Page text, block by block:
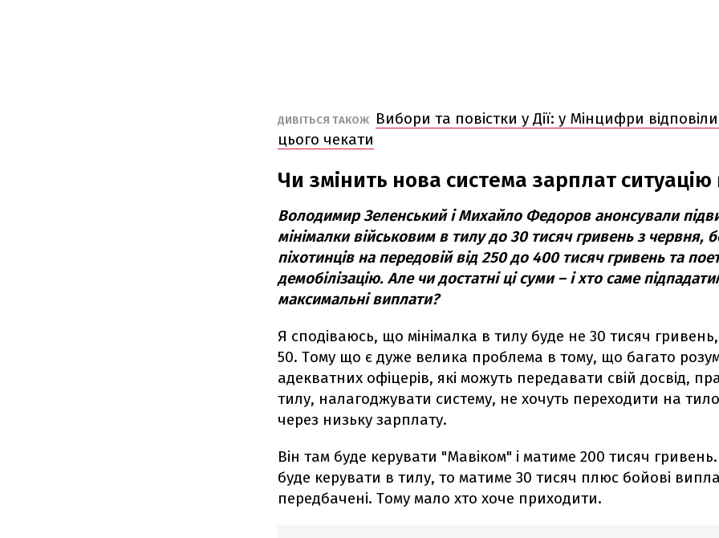
ДИВІТЬСЯ ТАКОЖ
Вибори та повістки у Дії: у Мінцифри
цього чекати
Чи змінить нова система зарплат ситуацію
Володимир Зеленський і Михайло Федоров анонсували
мінімалки військовим в тилу до 30 тисяч гривень з червня,
піхотинців на передовій від 250 до 400 тисяч гривень та
демобілізацію. Але чи достатні ці суми – і хто саме
максимальні виплати?
Я сподіваюсь, що мінімалка в тилу буде не 30 тисяч гривень,
50. Тому що є дуже велика проблема в тому, що багато
адекватних офіцерів, які можуть передавати свій досвід,
тилу, налагоджувати систему, не хочуть переходити на
через низьку зарплату.
Він там буде керувати "Мавіком" і матиме 200 тисяч
буде керувати в тилу, то матиме 30 тисяч плюс бойові
передбачені. Тому мало хто хоче приходити.